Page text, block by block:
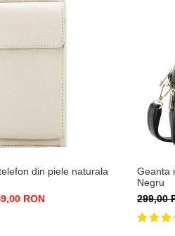
din piele naturala
RON
Geanta
Negru
299,00